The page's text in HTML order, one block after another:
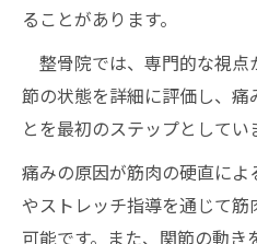
ることがあります。
整骨院では、専門的な視点
節の状態を詳細に評価し、
とを最初のステップとしてい
痛みの原因が筋肉の硬直に
やストレッチ指導を通じて
可能です。また、関節の動